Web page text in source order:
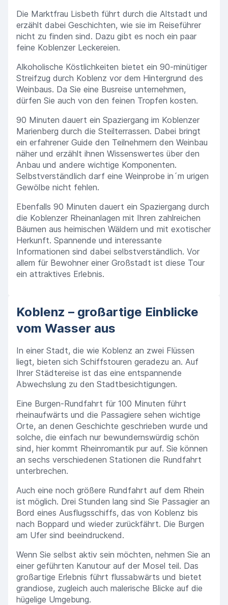
Die Marktfrau Lisbeth führt durch die Altstadt und
erzählt dabei Geschichten, wie sie im Reiseführer
nicht zu finden sind. Dazu gibt es noch ein paar
feine Koblenzer Leckereien.
Alkoholische Köstlichkeiten bietet ein 90-minütiger
Streifzug durch Koblenz vor dem Hintergrund des
Weinbaus. Da Sie eine Busreise unternehmen,
dürfen Sie auch von den feinen Tropfen kosten.
90 Minuten dauert ein Spaziergang im Koblenzer
Marienberg durch die Steilterrassen. Dabei bringt
ein erfahrener Guide den Teilnehmern den Weinbau
näher und erzählt ihnen Wissenswertes über den
Anbau und andere wichtige Komponenten.
Selbstverständlich darf eine Weinprobe in´m urigen
Gewölbe nicht fehlen.
Ebenfalls 90 Minuten dauert ein Spaziergang durch
die Koblenzer Rheinanlagen mit Ihren zahlreichen
Bäumen aus heimischen Wäldern und mit exotischer
Herkunft. Spannende und interessante
Informationen sind dabei selbstverständlich. Vor
allem für Bewohner einer Großstadt ist diese Tour
ein attraktives Erlebnis.
Koblenz – großartige Einblicke
vom Wasser aus
In einer Stadt, die wie Koblenz an zwei Flüssen
liegt, bieten sich Schiffstouren geradezu an. Auf
Ihrer Städtereise ist das eine entspannende
Abwechslung zu den Stadtbesichtigungen.
Eine Burgen-Rundfahrt für 100 Minuten führt
rheinaufwärts und die Passagiere sehen wichtige
Orte, an denen Geschichte geschrieben wurde und
solche, die einfach nur bewundernswürdig schön
sind, hier kommt Rheinromantik pur auf. Sie können
an sechs verschiedenen Stationen die Rundfahrt
unterbrechen.
Auch eine noch größere Rundfahrt auf dem Rhein
ist möglich. Drei Stunden lang sind Sie Passagier an
Bord eines Ausflugsschiffs, das von Koblenz bis
nach Boppard und wieder zurückfährt. Die Burgen
am Ufer sind beeindruckend.
Wenn Sie selbst aktiv sein möchten, nehmen Sie an
einer geführten Kanutour auf der Mosel teil. Das
großartige Erlebnis führt flussabwärts und bietet
grandiose, zugleich auch malerische Blicke auf die
hügelige Umgebung.